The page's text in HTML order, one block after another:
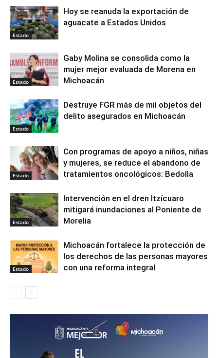
Estado
Hoy se reanuda la exportación de
aguacate a Estados Unidos
Estado
Gaby Molina se consolida como la
mujer mejor evaluada de Morena en
Michoacán
Estado
Destruye FGR más de mil objetos del
delito asegurados en Michoacán
Estado
Con programas de apoyo a niños, niñas
y mujeres, se reduce el abandono de
tratamientos oncológicos: Bedolla
Estado
Intervención en el dren Itzícuaro
mitigará inundaciones al Poniente de
Morelia
Estado
Michoacán fortalece la protección de
los derechos de las personas mayores
con una reforma integral